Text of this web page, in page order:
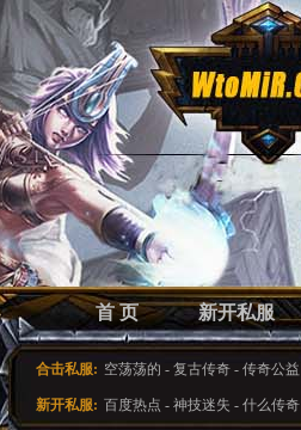
首 页 新开私服
合击私服: 空荡荡的 - 复古传奇 - 传奇公益
新开私服: 百度热点 - 神技迷失 - 什么传奇